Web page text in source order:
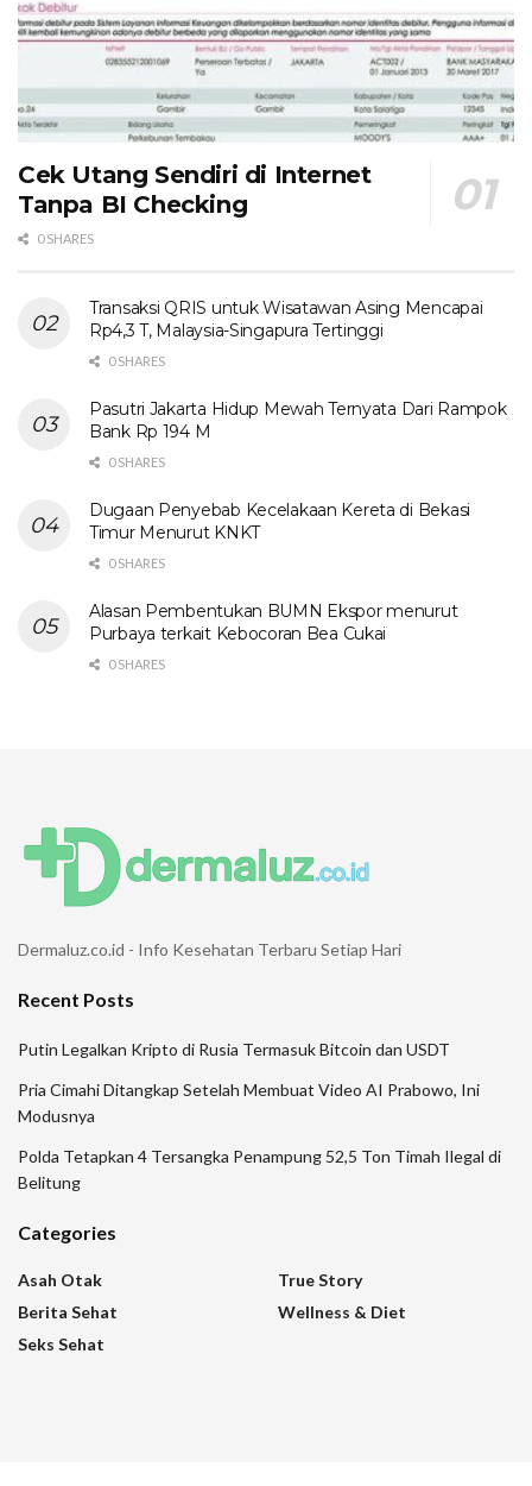
Cek Utang Sendiri di Internet
Tanpa BI Checking
0 SHARES
Transaksi QRIS untuk Wisatawan Asing Mencapai
Rp4,3 T, Malaysia-Singapura Tertinggi
0 SHARES
Pasutri Jakarta Hidup Mewah Ternyata Dari Rampok
Bank Rp 194 M
0 SHARES
Dugaan Penyebab Kecelakaan Kereta di Bekasi
Timur Menurut KNKT
0 SHARES
Alasan Pembentukan BUMN Ekspor menurut
Purbaya terkait Kebocoran Bea Cukai
0 SHARES
Dermaluz.co.id - Info Kesehatan Terbaru Setiap Hari
Recent Posts
Putin Legalkan Kripto di Rusia Termasuk Bitcoin dan USDT
Pria Cimahi Ditangkap Setelah Membuat Video AI Prabowo, Ini
Modusnya
Polda Tetapkan 4 Tersangka Penampung 52,5 Ton Timah Ilegal di
Belitung
Categories
Asah Otak
Berita Sehat
Seks Sehat
True Story
Wellness & Diet